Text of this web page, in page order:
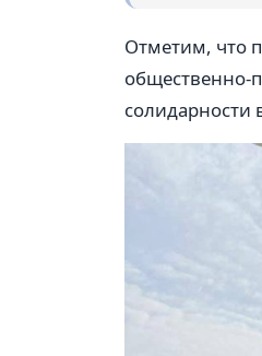
Отметим, что
общественно-
солидарности